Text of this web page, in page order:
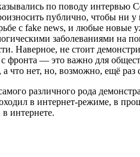
по поводу интервью
публично, чтобы ни у
с fake news, и любые новые
заболеваниями на
Наверное, не стоит
— это важно для
что нет, но, возможно, ещё раз
различного рода
в интернет-режиме, в
интернете.